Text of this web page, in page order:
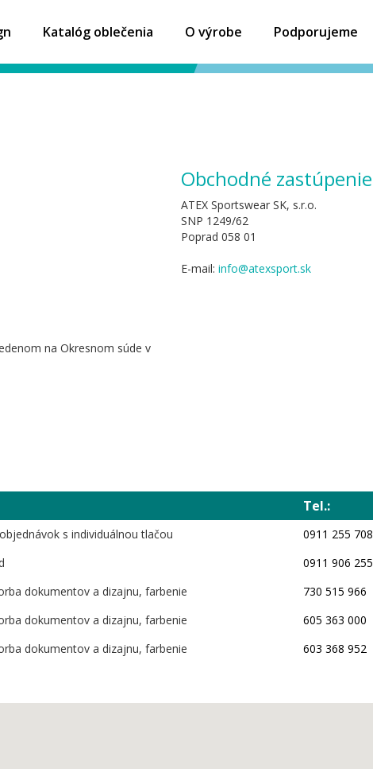
Katalóg oblečenia O výrobe Podporujeme
na Okresnom súde v
Obchodné zastúpenie
ATEX Sportswear SK, s.r.o.
SNP 1249/62
Poprad 058 01
E-mail: info@atexsport.sk
Tel.:
s individuálnou tlačou 0911 255 708
0911 906 255
dokumentov a dizajnu, farbenie 730 515 966
dokumentov a dizajnu, farbenie 605 363 000
dokumentov a dizajnu, farbenie 603 368 952